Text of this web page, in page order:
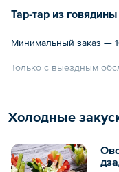
Тар-тар из
Минимальный заказ —
Только с выездным
Холодные